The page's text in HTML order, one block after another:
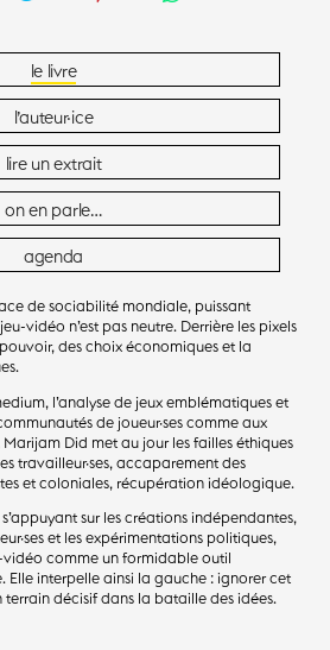
le livre
l’auteur·ice
lire un extrait
on en parle…
agenda
de sociabilité mondiale, puissant
vidéo n’est pas neutre. Derrière les pixels
des choix économiques et la
l’analyse de jeux emblématiques et
de joueur·ses comme aux
Did met au jour les failles éthiques
travailleur·ses, accaparement des
et coloniales, récupération idéologique.
sur les créations indépendantes,
et les expérimentations politiques,
vidéo comme un formidable outil
Elle interpelle ainsi la gauche : ignorer cet
terrain décisif dans la bataille des idées.